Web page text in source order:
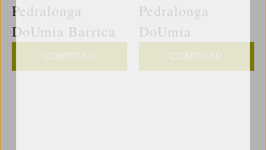
Pedralonga
DoUmia Barrica
COMPRAR
Pedralonga
DoUmia
COMPRAR